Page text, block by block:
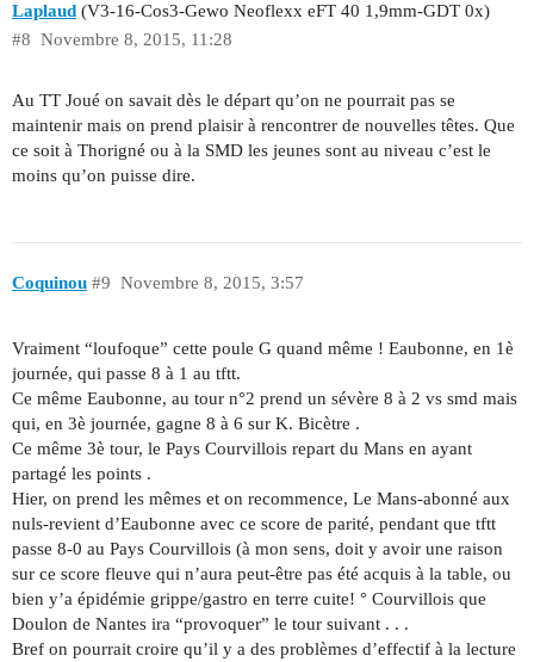
Laplaud (V3-16-Cos3-Gewo Neoflexx eFT 40 1,9mm-GDT 0x)
Novembre 8, 2015, 11:28
#8
Au TT Joué on savait dès le départ qu’on ne pourrait pas se
maintenir mais on prend plaisir à rencontrer de nouvelles têtes. Que
ce soit à Thorigné ou à la SMD les jeunes sont au niveau c’est le
moins qu’on puisse dire.
Coquinou Novembre 8, 2015, 3:57
#9
Vraiment “loufoque” cette poule G quand même ! Eaubonne, en 1è
journée, qui passe 8 à 1 au tftt.
Ce même Eaubonne, au tour n°2 prend un sévère 8 à 2 vs smd mais
qui, en 3è journée, gagne 8 à 6 sur K. Bicètre .
Ce même 3è tour, le Pays Courvillois repart du Mans en ayant
partagé les points .
Hier, on prend les mêmes et on recommence, Le Mans-abonné aux
nuls-revient d’Eaubonne avec ce score de parité, pendant que tftt
passe 8-0 au Pays Courvillois (à mon sens, doit y avoir une raison
sur ce score fleuve qui n’aura peut-être pas été acquis à la table, ou
bien y’a épidémie grippe/gastro en terre cuite! ° Courvillois que
Doulon de Nantes ira “provoquer” le tour suivant . . .
Bref on pourrait croire qu’il y a des problèmes d’effectif à la lecture